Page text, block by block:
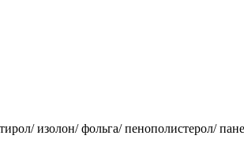
изолон/ фольга/ пенополистерол/